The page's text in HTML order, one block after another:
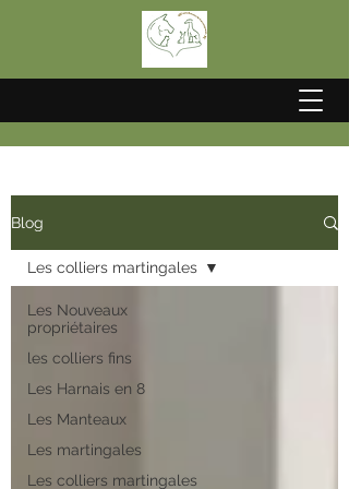
Blog
Les Nouveaux
propriétaires
les colliers fins
Les Harnais en 8
Les Manteaux
Les martingales
Les colliers martingales
Les colliers martingales